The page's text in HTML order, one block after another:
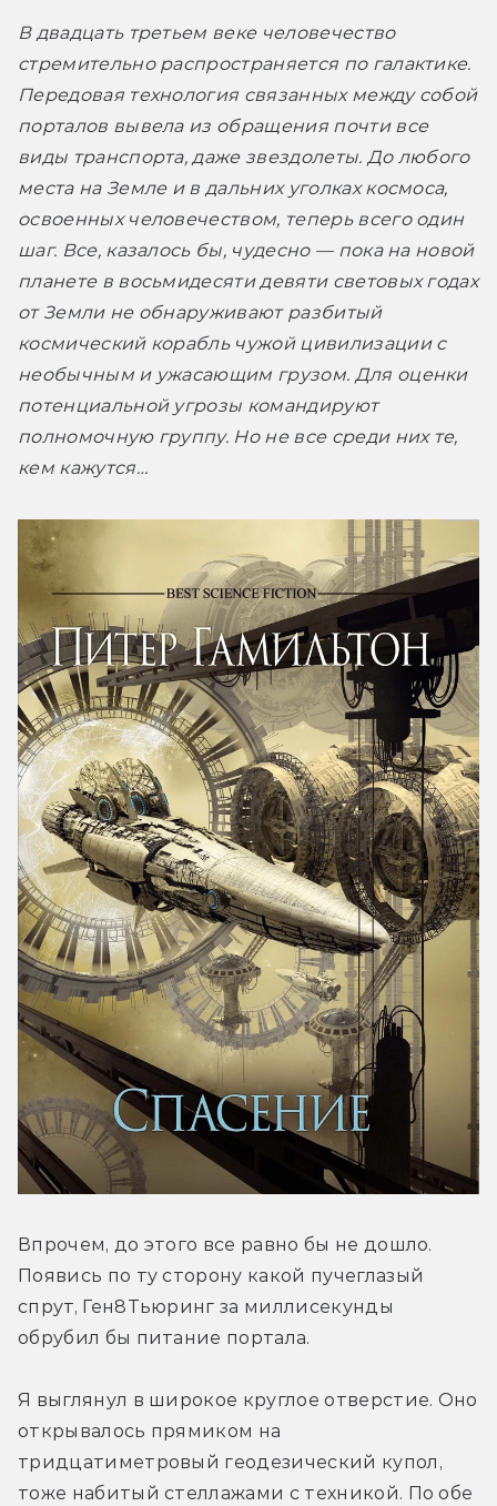
В двадцать третьем веке человечество
стремительно распространяется по галактике.
Передовая технология связанных между собой
порталов вывела из обращения почти все
виды транспорта, даже звездолеты. До любого
места на Земле и в дальних уголках космоса,
освоенных человечеством, теперь всего один
шаг. Все, казалось бы, чудесно — пока на новой
планете в восьмидесяти девяти световых годах
от Земли не обнаруживают разбитый
космический корабль чужой цивилизации с
необычным и ужасающим грузом. Для оценки
потенциальной угрозы командируют
полномочную группу. Но не все среди них те,
кем кажутся…
Впрочем, до этого все равно бы не дошло.
Появись по ту сторону какой пучеглазый
спрут, Ген8Тьюринг за миллисекунды
обрубил бы питание портала.
Я выглянул в широкое круглое отверстие. Оно
открывалось прямиком на
тридцатиметровый геодезический купол,
тоже набитый стеллажами с техникой. По обе